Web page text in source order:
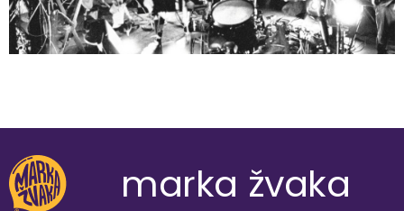
marka žvaka